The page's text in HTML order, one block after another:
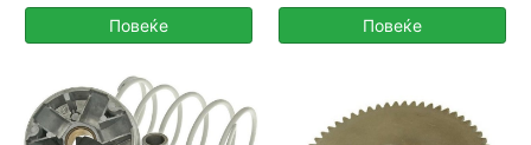
Повеќе Повеќе